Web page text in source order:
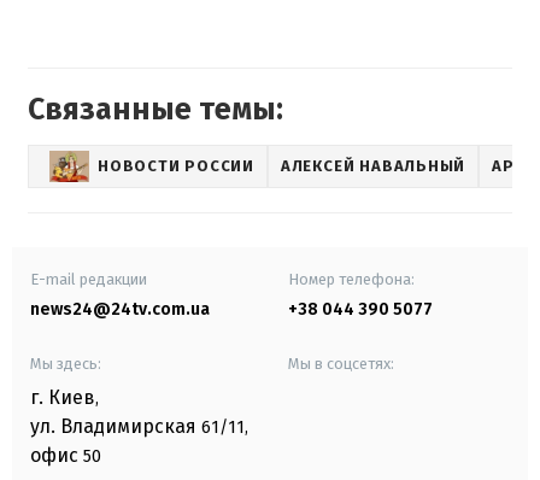
Связанные темы:
НОВОСТИ РОССИИ АЛЕКСЕЙ НАВАЛЬНЫЙ
E-mail редакции
news24@24tv.com.ua
Номер телефона:
+38 044 390 5077
Мы здесь:
г. Киев,
ул. Владимирская 61/11,
офис 50
Мы в соцсетях: